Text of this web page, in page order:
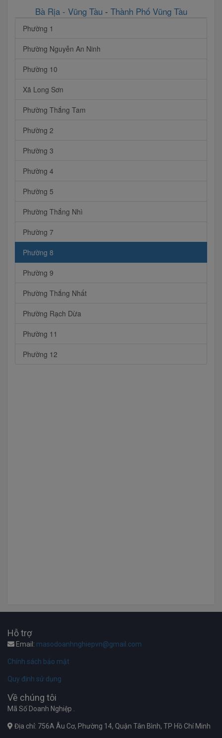
Bà Rịa - Vũng Tàu - Thành Phố Vũng Tàu
Phường 1
Phường Nguyễn An Ninh
Phường 10
Xã Long Sơn
Phường Thắng Tam
Phường 2
Phường 3
Phường 4
Phường 5
Phường Thắng Nhì
Phường 7
Phường 8
Phường 9
Phường Thắng Nhất
Phường Rạch Dừa
Phường 11
Phường 12
Hỗ trợ
Email: masodoanhnghiepvn@gmail.com
Chính sách bảo mật
Quy định sử dụng
Về chúng tôi
Mã Số Doanh Nghiệp .
Địa chỉ: 756A Âu Cơ, Phường 14, Quận Tân Bình, TP Hồ Chí Minh